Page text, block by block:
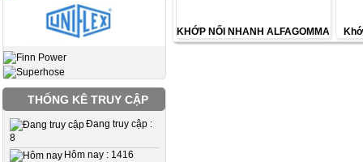
THỐNG KÊ TRUY CẬP
Đang truy cập :
8
Hôm nay : 1416
KHỚP NỐI NHANH ALFAGOMMA